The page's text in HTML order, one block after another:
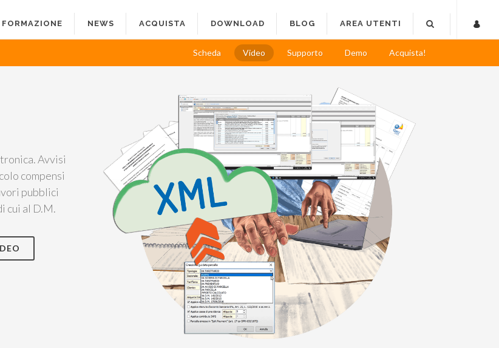
FORMAZIONE NEWS ACQUISTA DOWNLOAD BLOG AREA UTENTI
Scheda Video Supporto Demo Acquista!
Avvisi
compensi
pubblici
cui al D.M.